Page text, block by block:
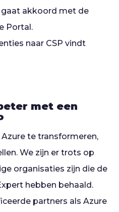
akkoord met de
Portal.
naar CSP vindt
met een
te transformeren,
We zijn er trots op
organisaties zijn die de
hebben behaald.
partners als Azure